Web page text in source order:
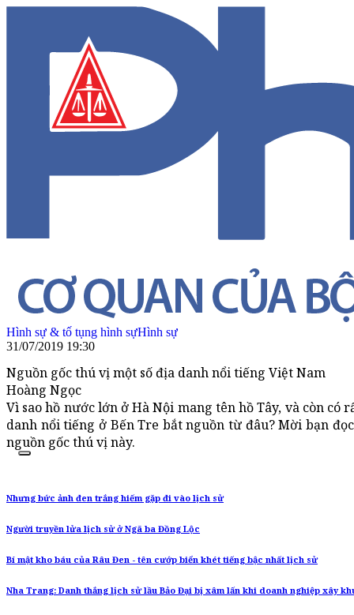
Hình sự & tố tụng hình sựHình sự
31/07/2019 19:30
Nguồn gốc thú vị một số địa danh nổi tiếng Việt Nam
Hoàng Ngọc
Vì sao hồ nước lớn ở Hà Nội mang tên hồ Tây, và còn có
danh nổi tiếng ở Bến Tre bắt nguồn từ đâu? Mời bạn
nguồn gốc thú vị này.
Nhưng bức ảnh đen trắng hiếm gặp đi vào lịch sử
Người truyền lửa lịch sử ở Ngã ba Đồng Lộc
Bí mật kho báu của Râu Đen - tên cướp biển khét tiếng bậc nhất lịch sử
Nha Trang: Danh thắng lịch sử lầu Bảo Đại bị xâm lấn khi doanh nghiệp xây